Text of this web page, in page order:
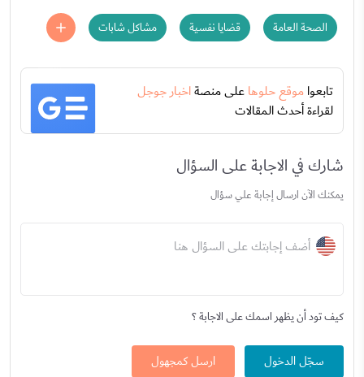
الصحة العامة قضايا نفسية مشاكل شابات
تابعواموقع حلوهاعلى منصةاخبار جوجل
لقراءة أحدث المقالات
شارك في الاجابة على السؤال
يمكنك الآن ارسال إجابة علي سؤال
أضف إجابتك على السؤال هنا
كيف تود أن يظهر اسمك على الاجابة ؟
سجّل الدخول ارسل كمجهول